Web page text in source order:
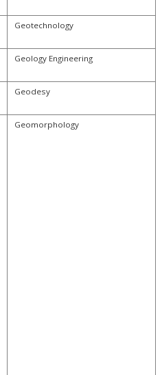
Geotechnology
Geology Engineering
Geodesy
Geomorphology